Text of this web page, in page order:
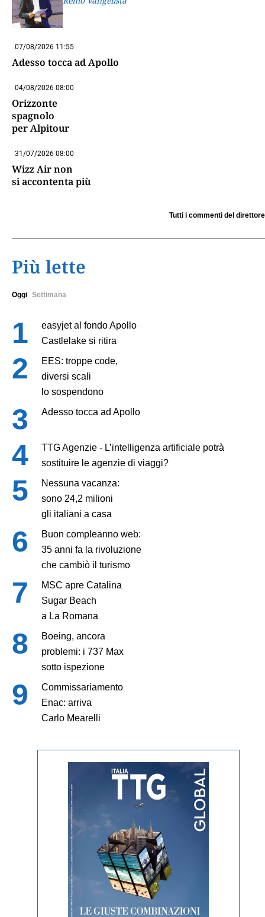
07/08/2026 11:55
Adesso tocca ad Apollo
04/08/2026 08:00
Orizzonte
spagnolo
per Alpitour
31/07/2026 08:00
Wizz Air non
si accontenta più
Tutti i commenti del direttore
Più lette
Oggi Settimana
easyjet al fondo Apollo
Castlelake si ritira
EES: troppe code,
diversi scali
lo sospendono
Adesso tocca ad Apollo
TTG Agenzie - L’intelligenza artificiale potrà
sostituire le agenzie di viaggi?
Nessuna vacanza:
sono 24,2 milioni
gli italiani a casa
Buon compleanno web:
35 anni fa la rivoluzione
che cambiò il turismo
MSC apre Catalina
Sugar Beach
a La Romana
Boeing, ancora
problemi: i 737 Max
sotto ispezione
Commissariamento
Enac: arriva
Carlo Mearelli